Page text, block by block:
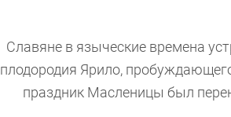
Славяне в языческие времена
плодородия Ярило,
праздник Масленицы был